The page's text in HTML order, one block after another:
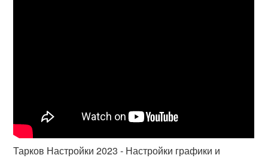
Тарков Настройки 2023 - Настройки графики и